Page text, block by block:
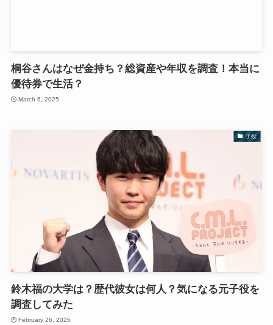
桐谷さんはなぜ金持ち？総資産や年収を調査！本当に
優待券で生活？
March 6, 2025
子役
鈴木福の大学は？歴代彼女は何人？気になる元子役を
調査してみた
February 26, 2025